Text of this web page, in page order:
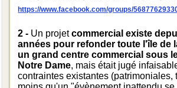
https://www.facebook.com/groups/
2 - Un projetcommercial existe
années pour refonder toute l'île de
un grand centre commercial sous
Notre Dame, mais était jugé
contraintes existantes (patrimoniales,